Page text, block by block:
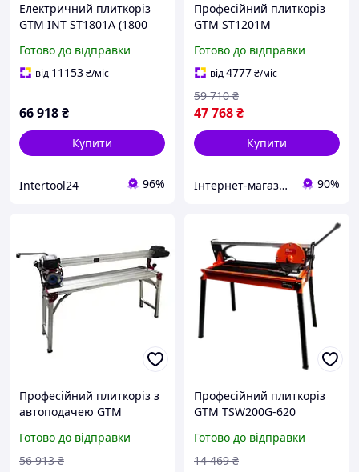
Електричний плиткоріз
GTM INT ST1801A (1800
автоматична подача
Готово до відправки
від 11153₴/міс
66 918₴
Купити
Intertool24 96%
Професійний плиткоріз
GTM ST1201M
диск 120 см, довжина
1200мм
Готово до відправки
від4777₴/міс
47 768₴
59 710 ₴
Купити
Інтернет-магазин Clothes-Mall 90%
Професійний плиткоріз з
автоподачею GTM
1.75 кВт,120см різ плитки,
диск 120 см, лазерний
Готово до відправки
56 913 ₴
Професійний плиткоріз
GTM TSW200G-620
см різ плитки, диск 200 см
IZI
Готово до відправки
14 469 ₴